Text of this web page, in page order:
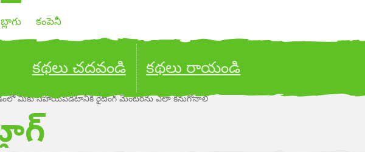
బ్లాగు కంపెనీ
కథలు చదవండి కథలు రాయండి
your stories to a global audience.
మీకు సహాయపడటానికి రైటింగ్ మెంటర్‌ను ఎలా కనుగొనాలి